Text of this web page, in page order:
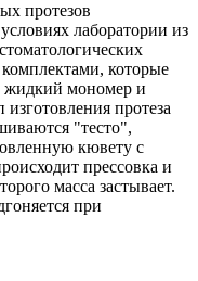
протезов
лаборатории из
которые
жидкий мономер и
протеза
"тесто",
кювету с
прессовка и
масса застывает.
при